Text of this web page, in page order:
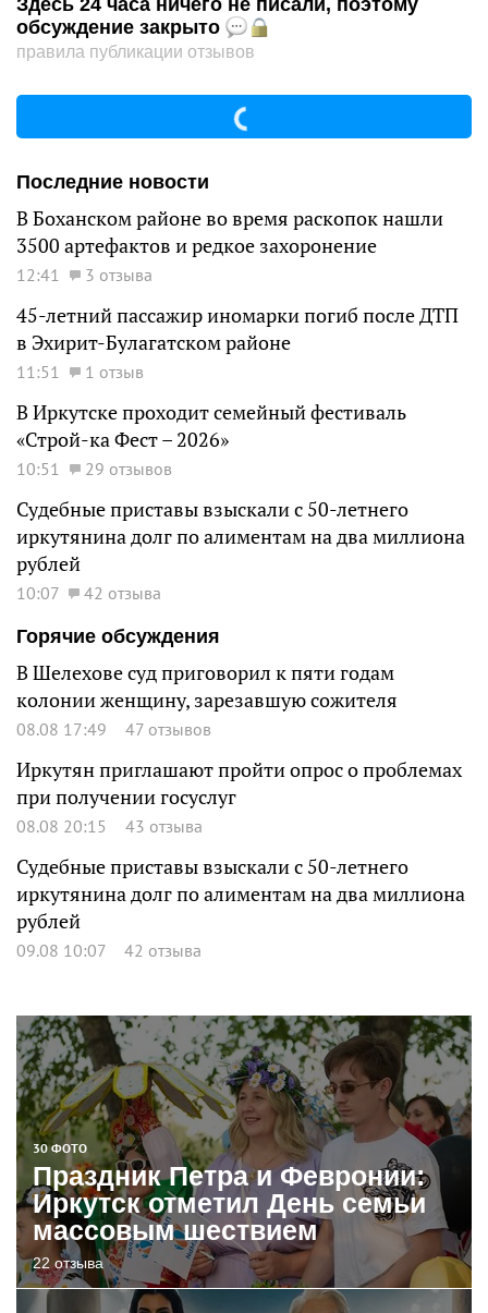
Здесь 24 часа ничего не писали, поэтому
обсуждение закрыто
правила публикации отзывов
Последние новости
В Боханском районе во время раскопок нашли
3500 артефактов и редкое захоронение
12:41 3 отзыва
45-летний пассажир иномарки погиб после ДТП
в Эхирит-Булагатском районе
11:51 1 отзыв
В Иркутске проходит семейный фестиваль
«Строй-ка Фест – 2026»
10:51 29 отзывов
Судебные приставы взыскали с 50-летнего
иркутянина долг по алиментам на два миллиона
рублей
10:07
42 отзыва
Горячие обсуждения
В Шелехове суд приговорил к пяти годам
колонии женщину, зарезавшую сожителя
08.08 17:49 47 отзывов
Иркутян приглашают пройти опрос о проблемах
при получении госуслуг
08.08 20:15 43 отзыва
Судебные приставы взыскали с 50-летнего
иркутянина долг по алиментам на два миллиона
рублей
09.08 10:07 42 отзыва
30 ФОТО
Праздник Петра и Февронии:
Иркутск отметил День семьи
массовым шествием
22 отзыва